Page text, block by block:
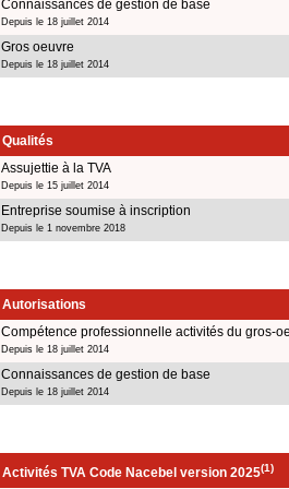
Connaissances de gestion de base
Depuis le 18 juillet 2014
Gros oeuvre
Depuis le 18 juillet 2014
Qualités
Assujettie à la TVA
Depuis le 15 juillet 2014
Entreprise soumise à inscription
Depuis le 1 novembre 2018
Autorisations
Compétence professionnelle activités du gros-
Depuis le 18 juillet 2014
Connaissances de gestion de base
Depuis le 18 juillet 2014
Activités TVA Code Nacebel version 2025(1)